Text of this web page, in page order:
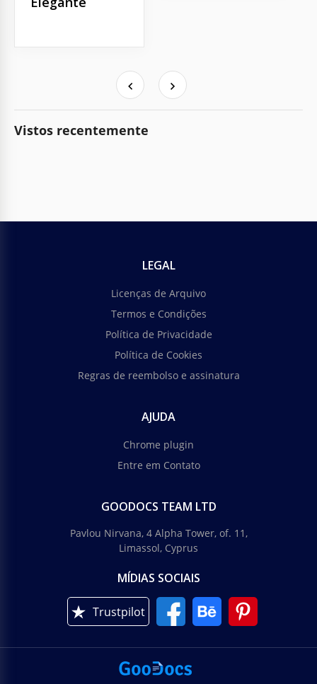
Vistos recentemente
LEGAL
Licenças de Arquivo
Termos e Condições
Política de Privacidade
Política de Cookies
Regras de reembolso e assinatura
AJUDA
Chrome plugin
Entre em Contato
GOODOCS TEAM LTD
Pavlou Nirvana, 4 Alpha Tower, of. 11,
Limassol, Cyprus
MÍDIAS SOCIAIS
Trustpilot